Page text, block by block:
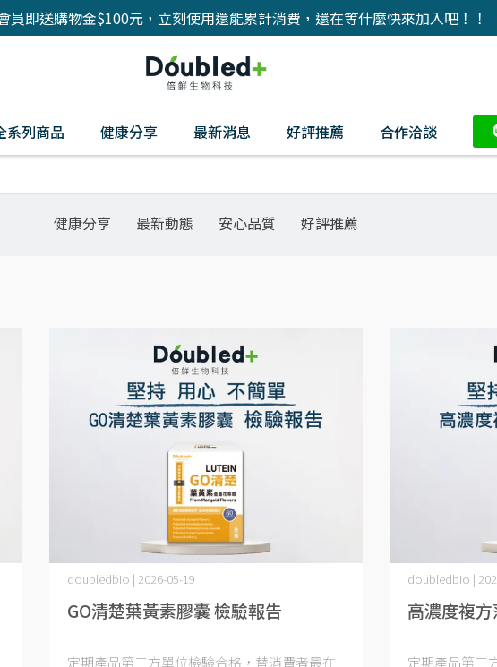
員即送購物金$100元，立刻使用還能累計消費，還在等什麼快來加入吧！！
系列商品 健康分享 最新消息 好評推薦 合作洽談
健康分享 最新動態 安心品質 好評推薦
GO清楚葉黃素膠囊 檢驗報告
doubledbio | 2026-05-19
定期產品第三方單位檢驗合格，替消費者最在
高濃度複
doubledbio |
定期產品第三